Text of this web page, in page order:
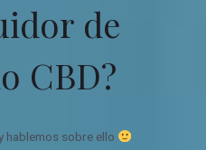
de
CBD?
hablemos sobre ello